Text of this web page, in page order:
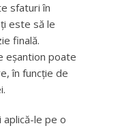
sfaturi în
este să le
finală.
eșantion poate
în funcție de
le pe o